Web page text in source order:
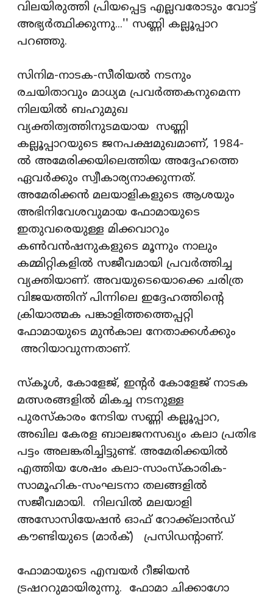
വിലയിരുത്തി പ്രിയപ്പെട്ട എല്ലവരോടും വോട്ട്
അഭ്യര്‍ത്ഥിക്കുന്നു...'' സണ്ണി കല്ലൂപ്പാറ
പറഞ്ഞു.
സിനിമ-നാടക-സീരിയല്‍ നടനും
രചയിതാവും മാധ്യമ പ്രവര്‍ത്തകനുമെന്ന
നിലയില്‍ ബഹുമുഖ
വ്യക്തിത്വത്തിനുടമയായ സണ്ണി
കല്ലൂപ്പാറയുടെ ജനപക്ഷമുഖമാണ്, 1984-
ല്‍ അമേരിക്കയിലെത്തിയ അദ്ദേഹത്തെ
ഏവര്‍ക്കും സ്വീകാര്യനാക്കുന്നത്.
അമേരിക്കന്‍ മലയാളികളുടെ ആശയും
അഭിനിവേശവുമായ ഫോമായുടെ
ഇതുവരെയുള്ള മിക്കവാറും
കണ്‍വന്‍ഷനുകളുടെ മൂന്നും നാലും
കമ്മിറ്റികളില്‍ സജീവമായി പ്രവര്‍ത്തിച്ച
വ്യക്തിയാണ്. അവയുടെയൊക്കെ ചരിത്ര
വിജയത്തിന് പിന്നിലെ ഇദ്ദേഹത്തിന്റെ
ക്രിയാത്മക പങ്കാളിത്തത്തെപ്പറ്റി
ഫോമായുടെ മുന്‍കാല നേതാക്കൾക്കും
അറിയാവുന്നതാണ്.
സ്‌കൂള്‍, കോളേജ്, ഇന്റര്‍ കോളേജ് നാടക
മത്സരങ്ങളില്‍ മികച്ച നടനുള്ള
പുരസ്‌കാരം നേടിയ സണ്ണി കല്ലൂപ്പാറ,
അഖില കേരള ബാലജനസഖ്യം കലാ പ്രതിഭ
പട്ടം അലങ്കരിച്ചിട്ടുണ്ട്. അമേരിക്കയില്‍
എത്തിയ ശേഷം കലാ-സാംസ്‌കാരിക-
സാമൂഹിക-സംഘടനാ തലങ്ങളില്‍
സജീവമായി. നിലവിൽ മലയാളി
അസോസിയേഷന്‍ ഓഫ് റോക്ക്‌ലാന്‍ഡ്
കൗണ്ടിയുടെ (മാര്‍ക്) പ്രസിഡന്റാണ്.
ഫോമായുടെ എമ്പയര്‍ റീജിയന്‍
ട്രഷററുമായിരുന്നു. ഫോമാ ചിക്കാഗോ